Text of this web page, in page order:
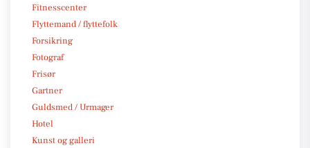
Fitnesscenter
Flyttemand / flyttefolk
Forsikring
Fotograf
Frisør
Gartner
Guldsmed / Urmager
Hotel
Kunst og galleri